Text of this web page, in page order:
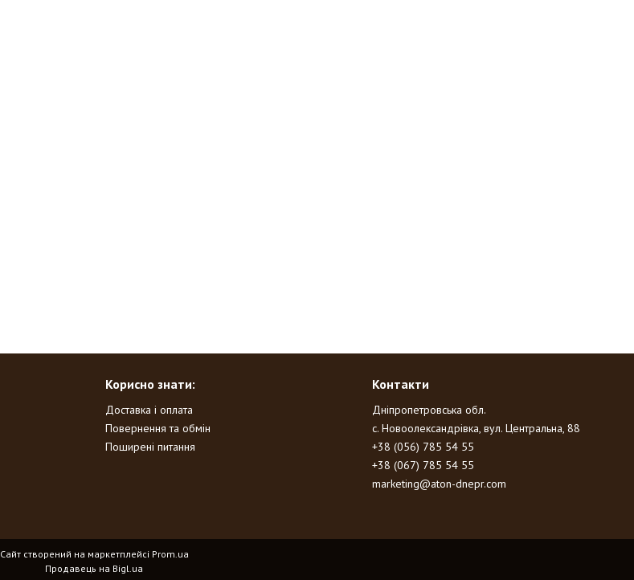
Корисно знати:
Доставка і оплата
Повернення та обмін
Поширені питання
Контакти
Дніпропетровська обл.
с. Новоолександрівка, вул. Центральна, 88
+38 (056) 785 54 55
+38 (067) 785 54 55
marketing@aton-dnepr.com
Сайт створений на маркетплейсі Prom.ua
Продавець на Bigl.ua